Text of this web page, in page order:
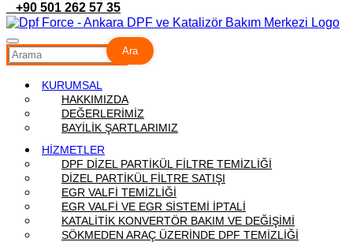
+90 501 262 57 35
Ara
KURUMSAL
HAKKIMIZDA
DEĞERLERİMİZ
BAYİLİK ŞARTLARIMIZ
HİZMETLER
DPF DİZEL PARTİKÜL FİLTRE TEMİZLİĞİ
DİZEL PARTİKÜL FİLTRE SATIŞI
EGR VALFİ TEMİZLİĞİ
EGR VALFİ VE EGR SİSTEMİ İPTALİ
KATALİTİK KONVERTÖR BAKIM VE DEĞİŞİMİ
SÖKMEDEN ARAÇ ÜZERİNDE DPF TEMİZLİĞİ